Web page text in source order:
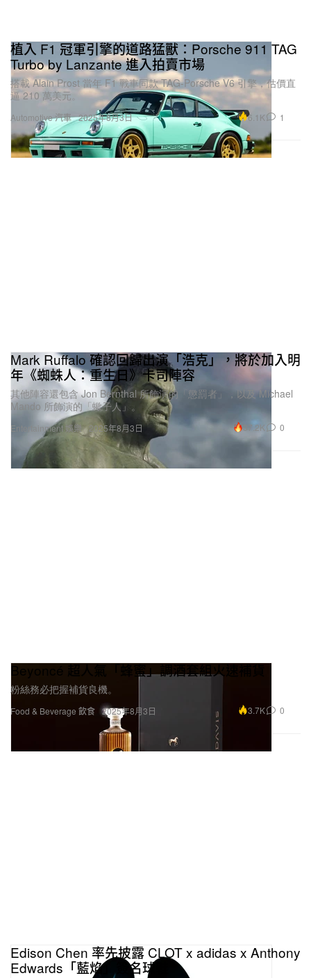
Automotive 汽車
植入 F1 冠軍引擎的道路猛獸：Porsche 911 TAG
Turbo by Lanzante 進入拍賣市場
搭載 Alain Prost 當年 F1 戰車同款 TAG-Porsche V6 引擎，估價直
逼 210 萬美元。
2025年8月3日 6.1K 1
Entertainment 娛樂
Mark Ruffalo 確認回歸出演「浩克」，將於加入明
年《蜘蛛人：重生日》卡司陣容
其他陣容還包含 Jon Bernthal 所飾演的「懲罰者」，以及 Michael
Mando 所飾演的「蠍子人」。
2025年8月3日 37.2K 0
Food & Beverage 飲食
Beyoncé 超人氣「蜂蜜」調酒套組火速補貨
粉絲務必把握補貨良機。
2025年8月3日 3.7K 0
Edison Chen 率先披露 CLOT x adidas x Anthony
Edwards「藍焰」簽名球鞋